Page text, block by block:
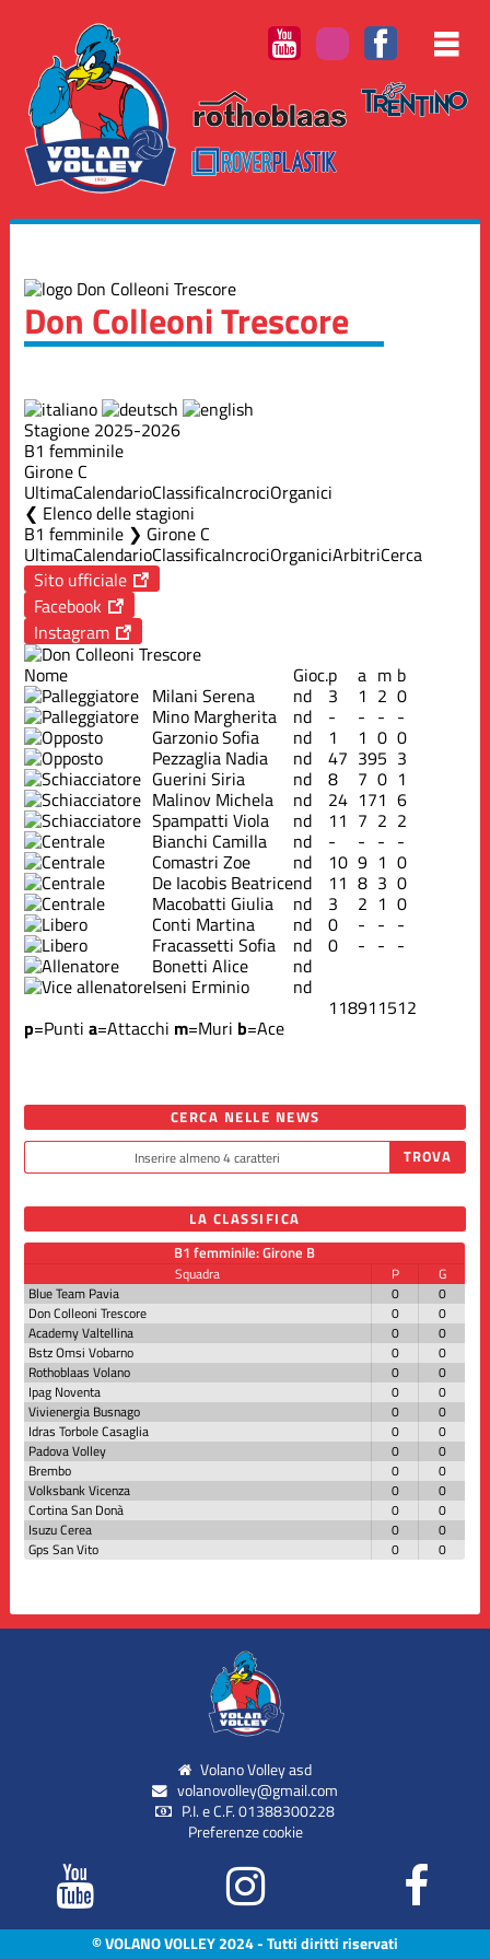
Don Colleoni Trescore
Stagione 2025-2026
B1 femminile
Girone C
UltimaCalendarioClassificaIncrociOrganici
Elenco delle stagioni
B1 femminile ❯ Girone C
UltimaCalendarioClassificaIncrociOrganiciArbitriCerca
Sito ufficiale
Facebook
Instagram
Nome
Gioc.p a m b
Milani Serena nd 3 1 2 0
Mino Margherita nd - - - -
Garzonio Sofia nd 1 1 0 0
Pezzaglia Nadia nd 47 395 3
Guerini Siria nd 8 7 0 1
Malinov Michela nd 24 171 6
Spampatti Viola nd 11 7 2 2
Bianchi Camilla nd - - - -
Comastri Zoe nd 10 9 1 0
De Iacobis Beatricend 11 8 3 0
Macobatti Giulia nd 3 2 1 0
Conti Martina nd 0 - - -
Fracassetti Sofia nd 0 - - -
Bonetti Alice nd
Iseni Erminio nd
118911512
p=Punti a=Attacchi m=Muri b=Ace
CERCA NELLE NEWS
LA CLASSIFICA
B1 femminile: Girone B
Squadra P
G
Blue Team Pavia
0
0
Don Colleoni Trescore
0
0
Academy Valtellina
0
0
Bstz Omsi Vobarno
0
0
Rothoblaas Volano
0
0
Ipag Noventa
0
0
Vivienergia Busnago
0
0
Idras Torbole Casaglia
0
0
Padova Volley
0
0
Brembo
0
0
Volksbank Vicenza
0
0
Cortina San Donà
0
0
Isuzu Cerea
0
0
Gps San Vito
0 0
Volano Volley asd
volanovolley@gmail.com
P.I. e C.F. 01388300228
Preferenze cookie
© VOLANO VOLLEY 2024 - Tutti diritti riservati